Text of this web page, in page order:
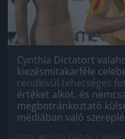
Cynthia Dictatort
kiezésmitakarféle
rendkívül tehetséges
értéket alkot, és
megbotránkoztató
médiában való